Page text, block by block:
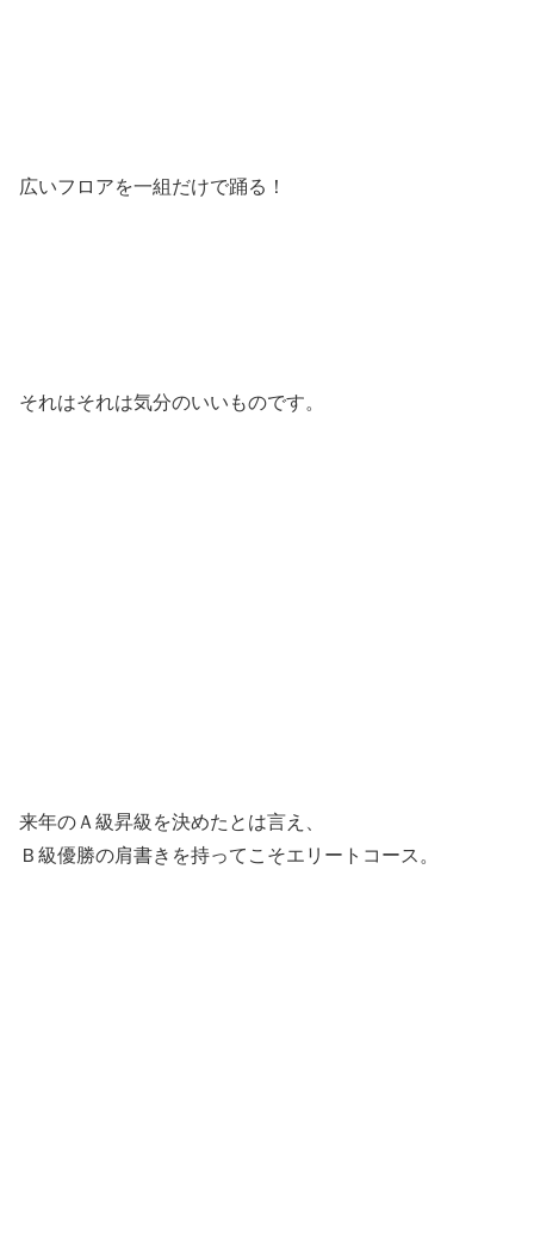
広いフロアを一組だけで踊る！
それはそれは気分のいいものです。
来年のＡ級昇級を決めたとは言え、
Ｂ級優勝の肩書きを持ってこそエリートコース。